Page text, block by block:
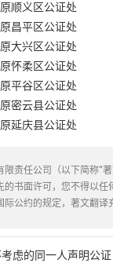
顺义区公证处
昌平区公证处
大兴区公证处
怀柔区公证处
平谷区公证处
密云县公证处
延庆县公证处
限责任公司（以下简称“
的书面许可，您不得以
公约的规定，著文翻译
虑的同一人声明公证